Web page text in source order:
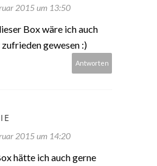
2015 um 13:50
Box wäre ich auch
gewesen :)
Antworten
2015 um 14:20
hätte ich auch gerne